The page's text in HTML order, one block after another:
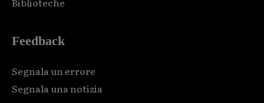
Feedback
Segnala un errore
Segnala una notizia